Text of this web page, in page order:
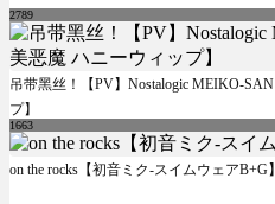
2789
吊带黑丝！【PV】Nostalogic MEIKO-
プ】
1663
on the rocks【初音ミク-スイムウェアB+G】